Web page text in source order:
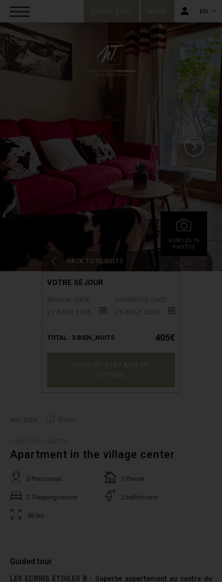
EN
EN
VOIR.LES 16
PHOTOS
BACK TO RESULTS
VOTRE SÉJOUR
22 AOÛT 2026
25 AOÛT 2026
TOTAL : 3 BIEN_NUITS 405€
Ref. S306
Apartment in the village center
6 Personnes 3 Pieces
2 Sleeping rooms 2 bathrooms
48.0m
Guided tour
LES ECRINS ETOILES B - Superbe appartement au centre du